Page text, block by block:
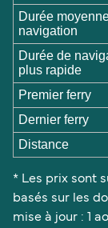
Durée
navigation
Durée de
plus rapide
Premier ferry
Dernier ferry
Distance
* Les prix sont
basés sur les
mise à jour : 1